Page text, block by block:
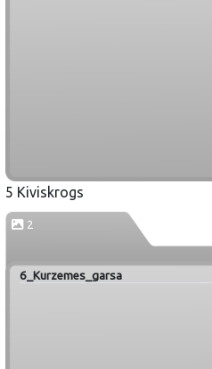
5 Kiviskrogs
2
6_Kurzemes_garsa